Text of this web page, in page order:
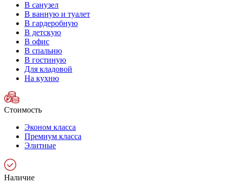
В санузел
В ванную и туалет
В гардеробную
В детскую
В офис
В спальню
В гостиную
Для кладовой
На кухню
Стоимость
Эконом класса
Премиум класса
Элитные
Наличие